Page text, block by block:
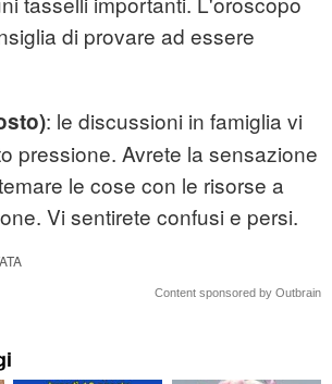
di provare ad essere
: le discussioni in famiglia vi
pressione. Avrete la sensazione
le cose con le risorse a
Vi sentirete confusi e persi.
Content sponsored by Outbrain